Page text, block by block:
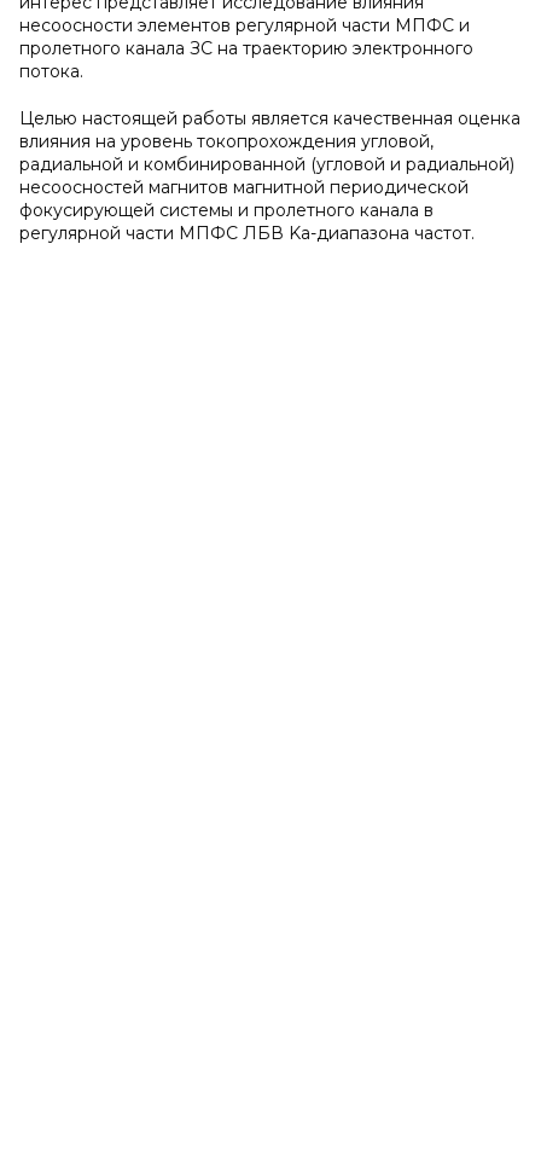
несоосности элементов регулярной части МПФС и
пролетного канала ЗС на траекторию электронного
потока.
Целью настоящей работы является качественная оценка
влияния на уровень токопрохождения угловой,
радиальной и комбинированной (угловой и радиальной)
несоосностей магнитов магнитной периодической
фокусирующей системы и пролетного канала в
регулярной части МПФС ЛБВ Ka-диапазона частот.